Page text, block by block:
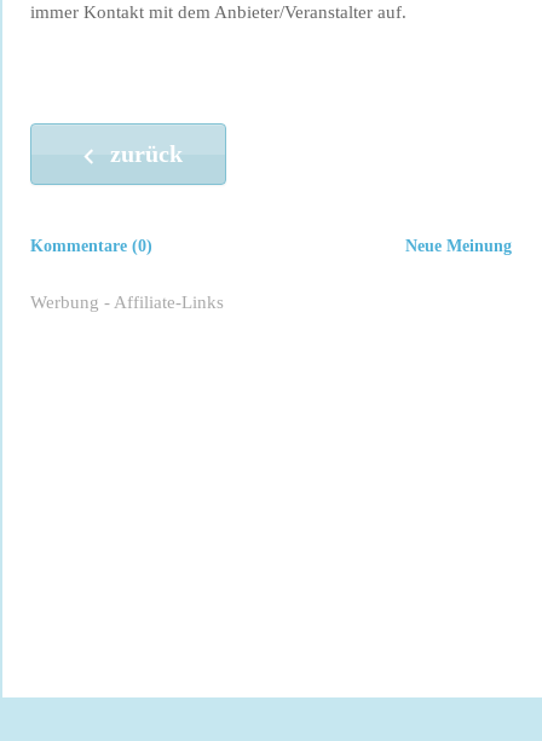
immer Kontakt mit dem Anbieter/Veranstalter auf.
zurück
Neue Meinung
Kommentare (0)
Werbung - Affiliate-Links